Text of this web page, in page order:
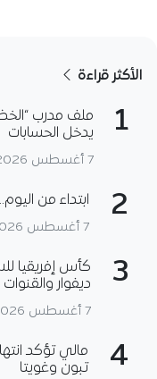
الأكثر قراءة
1
ملف مدرب
يدخل الحسابات
7 أغسطس 2026
2 ابتداء من اليوم..
7 أغسطس 2026
3
كأس إفريقيا
ديفوار والقنوات
7 أغسطس 2026
4
مالي تؤكد
تبون وغويتا